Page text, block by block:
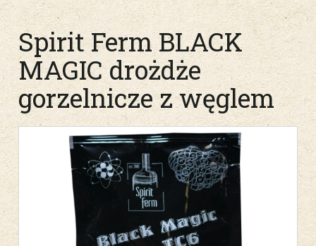
Spirit Ferm BLACK
MAGIC drożdże
gorzelnicze z węglem